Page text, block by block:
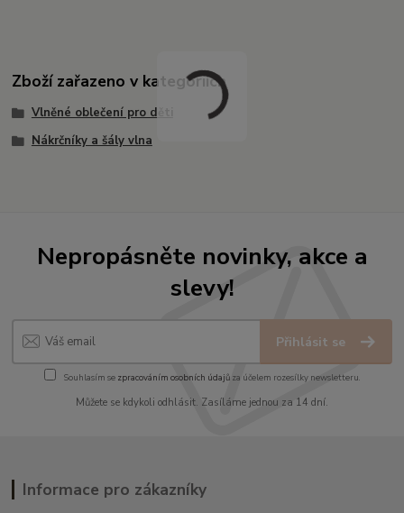
Zboží zařazeno v kategoriích
Vlněné oblečení pro děti
Nákrčníky a šály vlna
Nepropásněte novinky, akce a
slevy!
Přihlásit se
Souhlasím se zpracováním osobních údajůza účelem rozesílky newsletteru.
Můžete se kdykoli odhlásit. Zasíláme jednou za 14 dní.
Informace pro zákazníky